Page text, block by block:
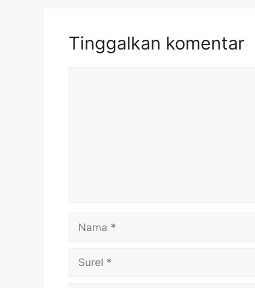
Tinggalkan komentar
Nama
Surel